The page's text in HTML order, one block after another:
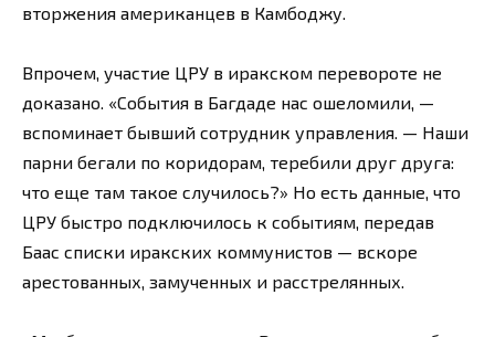
вторжения американцев в Камбоджу.
Впрочем, участие ЦРУ в иракском перевороте не
доказано. «События в Багдаде нас ошеломили, —
вспоминает бывший сотрудник управления. — Наши
парни бегали по коридорам, теребили друг друга:
что еще там такое случилось?» Но есть данные, что
ЦРУ быстро подключилось к событиям, передав
Баас списки иракских коммунистов — вскоре
арестованных, замученных и расстрелянных.